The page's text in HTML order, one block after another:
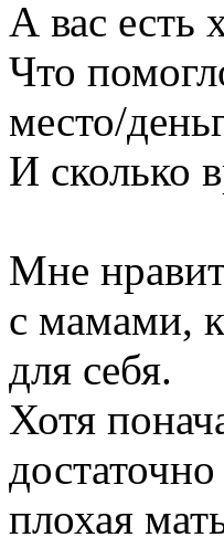
А вас есть
Что
место/
И сколько
Мне
с мамами,
для себя.
Хотя
плохая